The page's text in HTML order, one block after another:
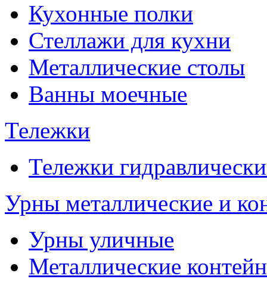
Кухонные полки
Стеллажи для кухни
Металлические столы
Ванны моечные
Тележки
Тележки
Урны металлические и
Урны уличные
Металлические